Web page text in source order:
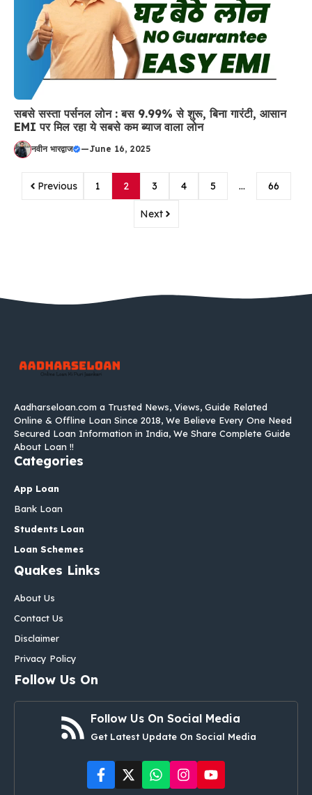
सबसे सस्ता पर्सनल लोन : बस 9.99% से शुरू, बिना गारंटी, आसान
EMI पर मिल रहा ये सबसे कम ब्याज वाला लोन
नवीन भारद्वाज —June 16, 2025
Previous 1 2 3 4 5 … 66
Next
Aadharseloan.com a Trusted News, Views, Guide Related
Online & Offline Loan Since 2018, We Believe Every One Need
Secured Loan Information in India, We Share Complete Guide
About Loan !!
Categories
App Loan
Bank Loan
Students Loan
Loan Schemes
Quakes Links
About Us
Contact Us
Disclaimer
Privacy Policy
Follow Us On
Follow Us On Social Media
Get Latest Update On Social Media